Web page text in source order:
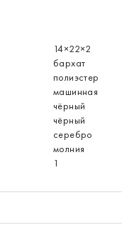
14×22×2
бархат
полиэстер
машинная
чёрный
чёрный
серебро
молния
1